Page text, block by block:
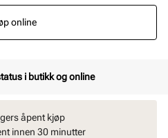
online
i butikk og online
åpent kjøp
innen 30 minutter